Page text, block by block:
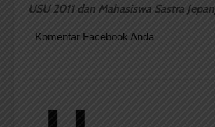
USU 2011 dan Mahasiswa Sastra
Komentar Facebook Anda